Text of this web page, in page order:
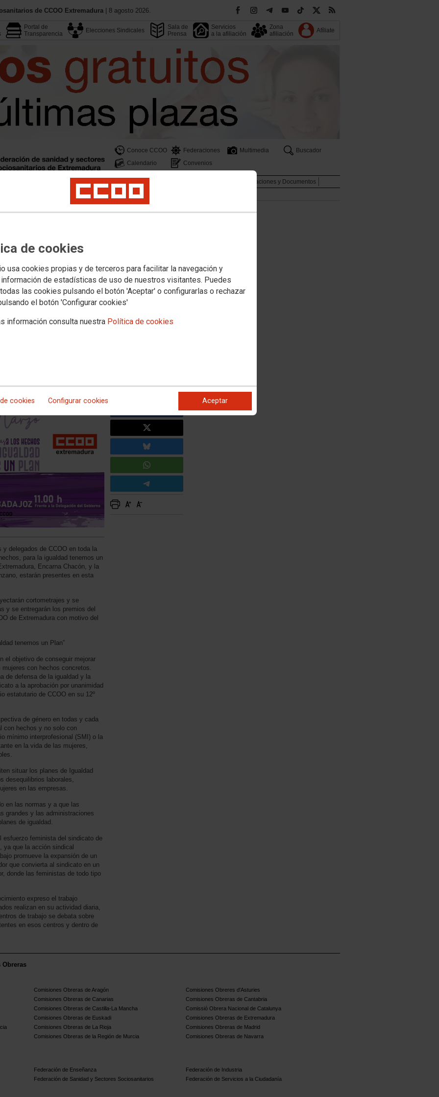
de cookies
usa cookies propias y de terceros para facilitar la navegación y
de estadísticas de uso de nuestros visitantes. Puedes
las cookies pulsando el botón 'Aceptar' o configurarlas o rechazar
el botón 'Configurar cookies'
información consulta nuestra Política de cookies
cookies Configurar cookies Aceptar
de CCOO Extremadura | 8 agosto 2026.
Portal de
Transparencia
Elecciones Sindicales
Sala de
Prensa
Servicios
a la afiliación
Zona
afiliación
Afíliate
Conoce CCOO Federaciones Multimedia
Buscador
Calendario
Convenios
Publicaciones y Documentos
organiza este 8M en
y unas jornadas para
hacia la igualdad entre
la Delegación del Gobierno
y artístico
este martes, 8 de marzo, Día Internacional de la Mujer,
cultural y artística con el objetivo de exigir que los
y hombres no se quede en simples palabras
en hechos reales y tangibles.La concentración se llevará
en la Avenida de Huelva, a las 11:00 horas, y la jornada
se iniciará una hora después en la sede del propio
delegados de CCOO en toda la
para la igualdad tenemos un
Encarna Chacón, y la
estarán presentes en esta
cortometrajes y se
y se entregarán los premios del
de Extremadura con motivo del
tenemos un Plan”
el objetivo de conseguir mejorar
con hechos concretos.
de defensa de la igualdad y la
a la aprobación por unanimidad
estatutario de CCOO en su 12º
de género en todas y cada
con hechos y no solo con
mínimo interprofesional (SMI) o la
en la vida de las mujeres,
situar los planes de Igualdad
desequilibrios laborales,
en las empresas.
en las normas y a que las
grandes y las administraciones
de igualdad.
esfuerzo feminista del sindicato de
ya que la acción sindical
promueve la expansión de un
que convierta al sindicato en un
donde las feministas de todo tipo
expreso el trabajo
realizan en su actividad diaria,
de trabajo se debata sobre
en esos centros y dentro de
Obreras
Comisiones Obreras de Aragón
Comisiones Obreres d'Asturies
Comisiones Obreras de Canarias
Comisiones Obreras de Cantabria
Comisiones Obreras de Castilla-La Mancha
Comissió Obrera Nacional de Catalunya
Comisiones Obreras de Euskadi
Comisiones Obreras de Extremadura
Comisiones Obreras de La Rioja
Comisiones Obreras de Madrid
Comisiones Obreras de la Región de Murcia
Comisiones Obreras de Navarra
Federación de Enseñanza
Federación de Industria
Federación de Sanidad y Sectores Sociosanitarios
Federación de Servicios a la Ciudadanía